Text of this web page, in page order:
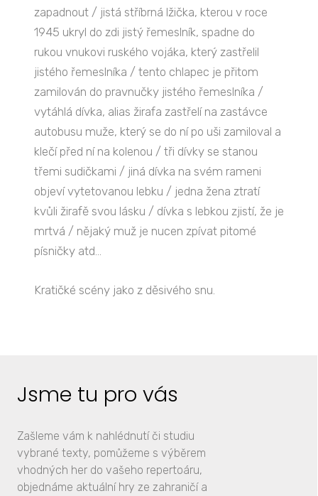
zapadnout / jistá stříbrná lžička, kterou v roce
1945 ukryl do zdi jistý řemeslník, spadne do
rukou vnukovi ruského vojáka, který zastřelil
jistého řemeslníka / tento chlapec je přitom
zamilován do pravnučky jistého řemeslníka /
vytáhlá dívka, alias žirafa zastřelí na zastávce
autobusu muže, který se do ní po uši zamiloval a
klečí před ní na kolenou / tři dívky se stanou
třemi sudičkami / jiná dívka na svém rameni
objeví vytetovanou lebku / jedna žena ztratí
kvůli žirafě svou lásku / dívka s lebkou zjistí, že je
mrtvá / nějaký muž je nucen zpívat pitomé
písničky atd...
Kratičké scény jako z děsivého snu.
Jsme tu pro vás
Zašleme vám k nahlédnutí či studiu
vybrané texty, pomůžeme s výběrem
vhodných her do vašeho repertoáru,
objednáme aktuální hry ze zahraničí a